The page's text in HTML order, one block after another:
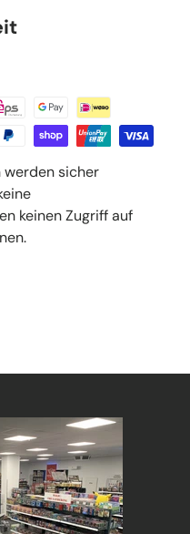
werden sicher
keinen Zugriff auf